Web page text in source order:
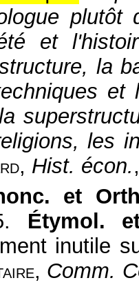
plutôt
et
la
et
les
, Hist. écon.
et
Étymol.
inutile
, Comm.